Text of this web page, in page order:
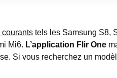
courants tels les Samsung S8,
Mi6. L’application Flir One
Si vous recherchez un